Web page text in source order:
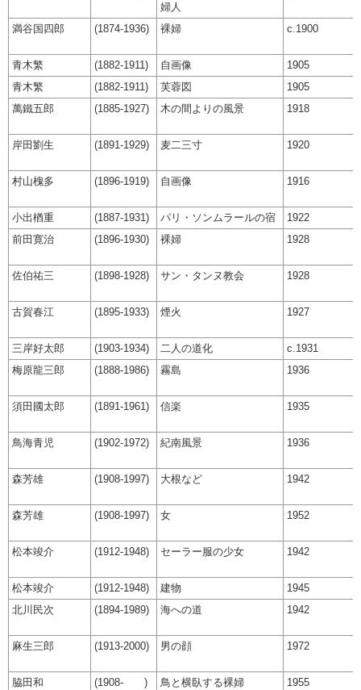
婦人
満谷国四郎 (1874-1936) 裸婦 c.1900
青木繁 (1882-1911) 自画像
1905
青木繁
(1882-1911) 芙蓉図
1905
萬鐵五郎
(1885-1927) 木の間よりの風景 1918
岸田劉生 (1891-1929) 麦二三寸 1920
村山槐多 (1896-1919) 自画像 1916
小出楢重 (1887-1931) パリ・ソンムラールの宿
1922
前田寛治
(1896-1930) 裸婦 1928
佐伯祐三 (1898-1928) サン・タンヌ教会 1928
古賀春江 (1895-1933) 煙火 1927
三岸好太郎 (1903-1934) 二人の道化
c.1931
梅原龍三郎
(1888-1986) 霧島 1936
須田國太郎 (1891-1961) 信楽 1935
鳥海青児 (1902-1972) 紀南風景 1936
森芳雄 (1908-1997) 大根など 1942
森芳雄 (1908-1997) 女 1952
松本竣介 (1912-1948) セーラー服の少女 1942
松本竣介 (1912-1948) 建物
1945
北川民次
(1894-1989) 海への道 1942
麻生三郎 (1913-2000) 男の顔 1972
脇田和 (1908- ) 鳥と横臥する裸婦 1955